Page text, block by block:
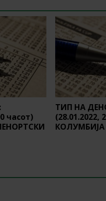
часот)
ТИП НА
(28.01.2022,
КОЛУМБИЈА